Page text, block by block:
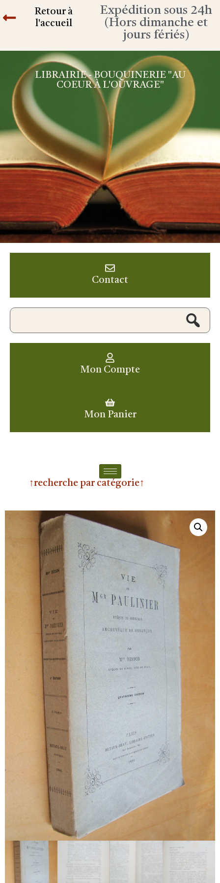
Retour à
l'accueil
Expédition sous 24h
(Hors dimanche et
jours fériés)
LIBRAIRIE - BOUQUINERIE "AU
COEUR À L'OUVRAGE"
Contact
Mon Compte
Mon Panier
↑recherche par catégorie↑